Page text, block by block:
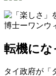
転機に
タイ政府が「